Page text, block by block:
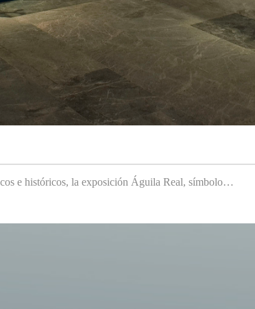
e históricos, la exposición Águila Real, símbolo…